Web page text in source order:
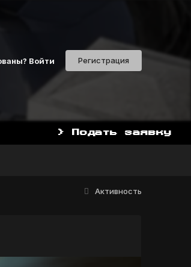
Войти Регистрация
НАЧАТЬ ИГРАТЬ СЕЙЧАС
> Подать заявку
Активность